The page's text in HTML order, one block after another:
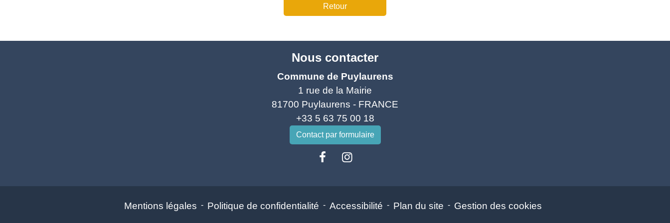
Retour
Nous contacter
Commune de Puylaurens
1 rue de la Mairie
81700 Puylaurens - FRANCE
+33 5 63 75 00 18
Contact par formulaire
Mentions légales - Politique de confidentialité - Accessibilité - Plan du site - Gestion des cookies